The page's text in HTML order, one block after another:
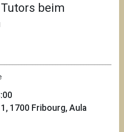
beim
1700 Fribourg, Aula